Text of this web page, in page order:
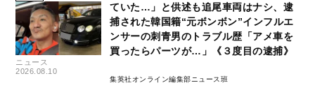
ニュース
2026.08.10
ていた…」と供述も追尾車両はナシ、逮
捕された韓国籍“元ボンボン”インフルエ
ンサーの刺青男のトラブル歴「アメ車を
買ったらパーツが…」《３度目の逮捕》
集英社オンライン編集部ニュース班